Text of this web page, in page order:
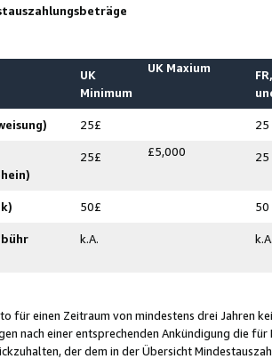
UK
Minimum
UK Maxium
25£ 25
25£ £5,000 25
50£ 50
k.A.
für einen Zeitraum von mindestens drei Jahren
nach einer entsprechenden Ankündigung die
der dem in der Übersicht